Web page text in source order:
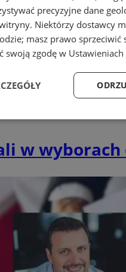
w
precyzyjne dane
Niektórzy dostawcy
masz prawo sprzeciwić
swoją zgodę w
Wydajność
Niezbędne Wydajność
cookie umożliwiają korzystanie z
Bez niezbędnych plików cookie
Provider/ Domena